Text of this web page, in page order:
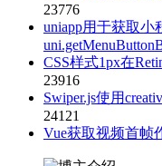
23776
uniapp用于获取
CSS样式1px在
23916
Swiper.js使用
24121
Vue获取视频首帧